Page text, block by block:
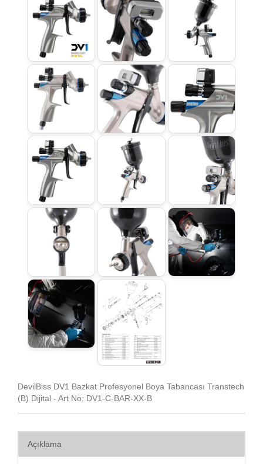
DevilBiss DV1 Bazkat Profesyonel Boya Tabancası Transtech
(B) Dijital - Art No: DV1-C-BAR-XX-B
Açıklama